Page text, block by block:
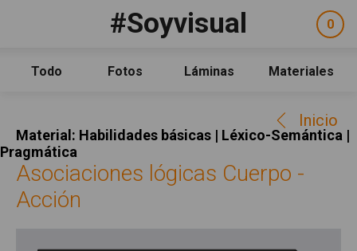
#Soyvisual
Todo
Fotos Láminas Materiales
0
Material: Habilidades básicas | Léxico-Semántica |
Pragmática
Inicio
Asociaciones lógicas Cuerpo -
Acción
FacebookYouTubeTwitter
Qué es #Soyvisual
Guía de uso
Contacto
Legal
Política de uso
Aviso Legal